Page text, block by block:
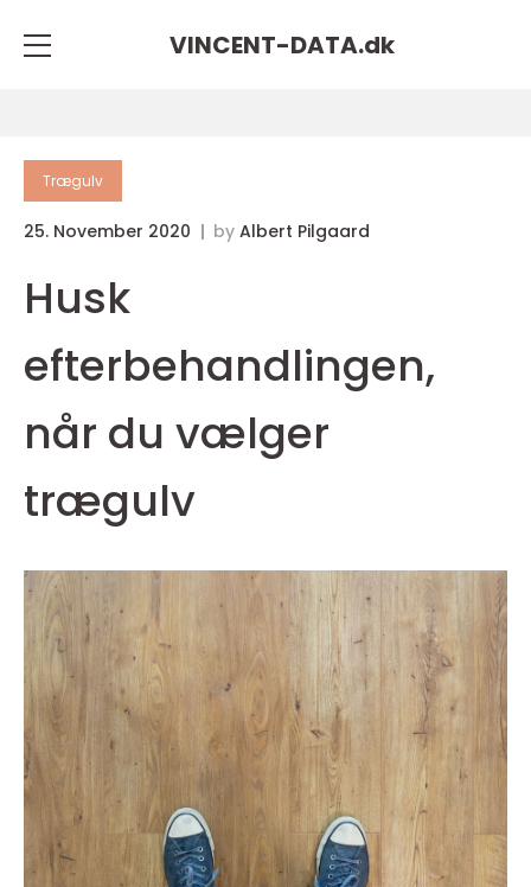
VINCENT-DATA.dk
Trægulv
25. November 2020 by Albert Pilgaard
Husk
efterbehandlingen,
når du vælger
trægulv